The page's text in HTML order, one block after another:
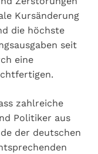
Kursänderung
die höchste
seit
eine
zahlreiche
Politiker aus
der deutschen